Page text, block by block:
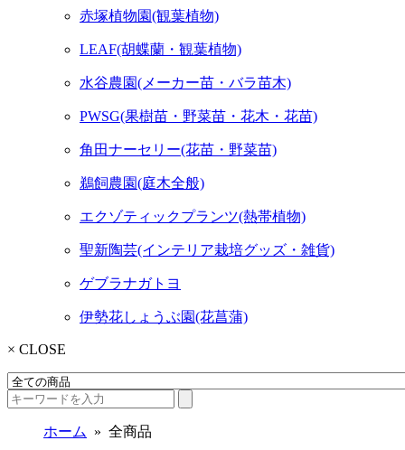
赤塚植物園(観葉植物)
LEAF(胡蝶蘭・観葉植物)
水谷農園(メーカー苗・バラ苗木)
PWSG(果樹苗・野菜苗・花木・花苗)
角田ナーセリー(花苗・野菜苗)
鵜飼農園(庭木全般)
エクゾティックプランツ(熱帯植物)
聖新陶芸(インテリア栽培グッズ・雑貨)
ゲブラナガトヨ
伊勢花しょうぶ園(花菖蒲)
× CLOSE
ホーム 全商品